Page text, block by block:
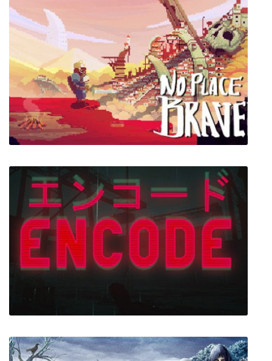
Ooblets
No Place for Bravery